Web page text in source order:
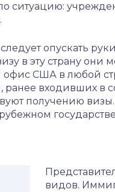
ситуацию:
опускать
в эту страну они
США в любой
ранее входивших в
получению
видов.